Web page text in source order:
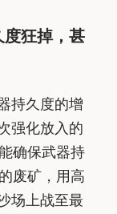
狂掉，甚
持久度的增
强化放入的
确保武器持
废矿，用高
场上战至最